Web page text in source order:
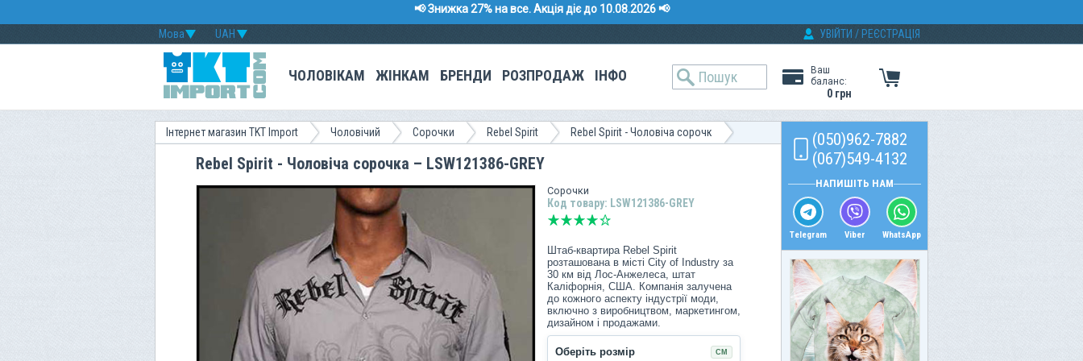
📢 Знижка 27% на все. Акція діє до 10.08.2026 📢
UAH
Мова УВІЙТИ / РЕЄСТРАЦІЯ
Ваш
баланс:
0 грн
ЧОЛОВІКАМ ЖІНКАМ БРЕНДИ РОЗПРОДАЖ ІНФО
Інтернет магазин TKT Import Чоловічий Сорочки Rebel Spirit Rebel Spirit - Чоловіча сорочк
Rebel Spirit - Чоловіча сорочка – LSW121386-GREY
Сорочки
Код товару: LSW121386-GREY
Штаб-квартира Rebel Spirit
розташована в місті City of Industry за
30 км від Лос-Анжелеса, штат
Каліфорнія, США. Компанія залучена
до кожного аспекту індустрії моди,
включно з виробництвом, маркетингом,
дизайном і продажами.
Коріння компанії бере початок 2005
року з дизайнера Edgar Munoz і
Оберіть розмір СМ
(050)962-7882
(067)549-4132
НАПИШІТЬ НАМ
Telegram Viber WhatsApp